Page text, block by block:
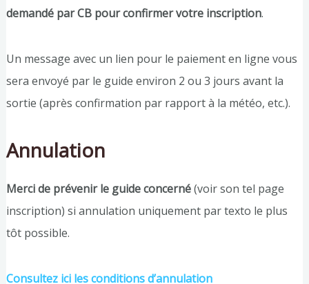
demandé par CB pour confirmer votre inscription.
Un message avec un lien pour le paiement en ligne vous
sera envoyé par le guide environ 2 ou 3 jours avant la
sortie (après confirmation par rapport à la météo, etc.).
Annulation
Merci de prévenir le guide concerné(voir son tel page
inscription) si annulation uniquement par texto le plus
tôt possible.
Consultez ici les conditions d’annulation